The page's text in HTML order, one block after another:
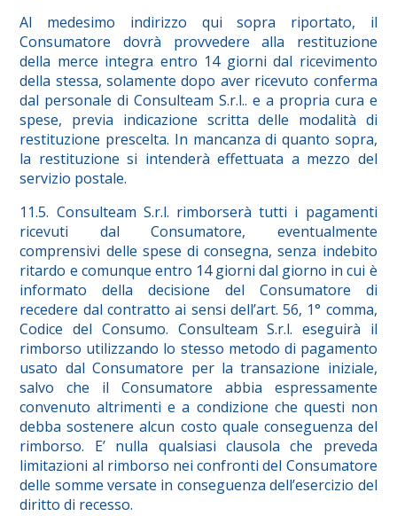
Al medesimo indirizzo qui sopra riportato, il
Consumatore dovrà provvedere alla restituzione
della merce integra entro 14 giorni dal ricevimento
della stessa, solamente dopo aver ricevuto conferma
dal personale di Consulteam S.r.l.. e a propria cura e
spese, previa indicazione scritta delle modalità di
restituzione prescelta. In mancanza di quanto sopra,
la restituzione si intenderà effettuata a mezzo del
servizio postale.
11.5. Consulteam S.r.l. rimborserà tutti i pagamenti
ricevuti dal Consumatore, eventualmente
comprensivi delle spese di consegna, senza indebito
ritardo e comunque entro 14 giorni dal giorno in cui è
informato della decisione del Consumatore di
recedere dal contratto ai sensi dell’art. 56, 1° comma,
Codice del Consumo. Consulteam S.r.l. eseguirà il
rimborso utilizzando lo stesso metodo di pagamento
usato dal Consumatore per la transazione iniziale,
salvo che il Consumatore abbia espressamente
convenuto altrimenti e a condizione che questi non
debba sostenere alcun costo quale conseguenza del
rimborso. E’ nulla qualsiasi clausola che preveda
limitazioni al rimborso nei confronti del Consumatore
delle somme versate in conseguenza dell’esercizio del
diritto di recesso.